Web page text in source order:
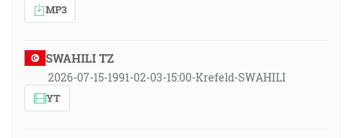
MP3
SWAHILI TZ
2026-07-15-1991-02-03-15:00-Krefeld-SWAHILI
YT